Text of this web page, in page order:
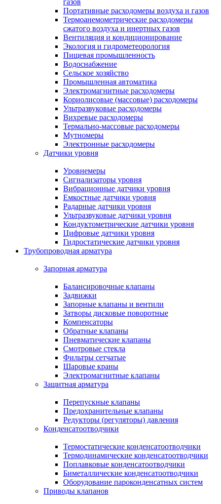
газов
Портативные расходомеры воздуха и газов
Термоанемометрические расходомеры
сжатого воздуха и инертных газов
Вентиляция и кондиционирование
Экология и гидрометеорология
Пищевая промышленность
Водоснабжение
Сельское хозяйство
Промышленная автоматика
Электромагнитные расходомеры
Кориолисовые (массовые) расходомеры
Ультразвуковые расходомеры
Вихревые расходомеры
Термально-массовые расходомеры
Мутномеры
Электронные расходомеры
Датчики уровня
Уровнемеры
Сигнализаторы уровня
Вибрационные датчики уровня
Емкостные датчики уровня
Радарные датчики уровня
Ультразвуковые датчики уровня
Кондуктометрические датчики уровня
Цифровые датчики уровня
Гидростатические датчики уровня
Трубопроводная арматура
Запорная арматура
Балансировочные клапаны
Задвижки
Запорные клапаны и вентили
Затворы дисковые поворотные
Компенсаторы
Обратные клапаны
Пневматические клапаны
Смотровые стекла
Фильтры сетчатые
Шаровые краны
Электромагнитные клапаны
Защитная арматура
Перепускные клапаны
Предохранительные клапаны
Редукторы (регуляторы) давления
Конденсатоотводчики
Термостатические конденсатоотводчики
Термодинамические конденсатоотводчики
Поплавковые конденсатоотводчики
Биметаллические конденсатоотводчики
Оборудование пароконденсатных систем
Приводы клапанов